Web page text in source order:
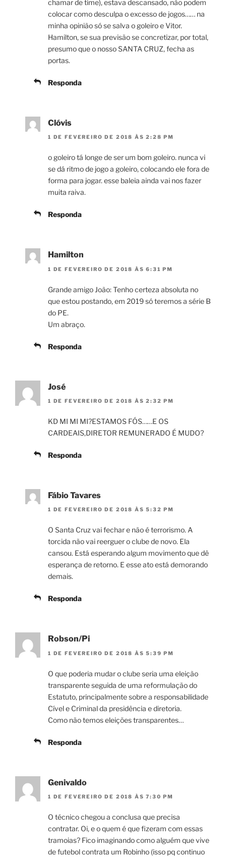
chamar de time), estava descansado, não podem
colocar como desculpa o excesso de jogos…… na
minha opinião só se salva o goleiro e Vitor.
Hamilton, se sua previsão se concretizar, por total,
presumo que o nosso SANTA CRUZ, fecha as
portas.
Responda
Clóvis
1 DE FEVEREIRO DE 2018 ÀS 2:28 PM
o goleiro tá longe de ser um bom goleiro. nunca vi
se dá ritmo de jogo a goleiro, colocando ele fora de
forma para jogar. esse baleia ainda vai nos fazer
muita raiva.
Responda
Hamilton
1 DE FEVEREIRO DE 2018 ÀS 6:31 PM
Grande amigo João: Tenho certeza absoluta no
que estou postando, em 2019 só teremos a série B
do PE.
Um abraço.
Responda
José
1 DE FEVEREIRO DE 2018 ÀS 2:32 PM
KD MI MI MI?ESTAMOS FÓS……E OS
CARDEAIS,DIRETOR REMUNERADO É MUDO?
Responda
Fábio Tavares
1 DE FEVEREIRO DE 2018 ÀS 5:32 PM
O Santa Cruz vai fechar e não é terrorismo. A
torcida não vai reerguer o clube de novo. Ela
cansou. Está esperando algum movimento que dê
esperança de retorno. E esse ato está demorando
demais.
Responda
Robson/Pi
1 DE FEVEREIRO DE 2018 ÀS 5:39 PM
O que poderia mudar o clube seria uma eleição
transparente seguida de uma reformulação do
Estatuto, principalmente sobre a responsabilidade
Cível e Criminal da presidência e diretoria.
Como não temos eleições transparentes…
Responda
Genivaldo
1 DE FEVEREIRO DE 2018 ÀS 7:30 PM
O técnico chegou a conclusa que precisa
contratar. Oi, e o quem é que fizeram com essas
tramoias? Fico imaginando como alguém que vive
de futebol contrata um Robinho (isso pq continuo